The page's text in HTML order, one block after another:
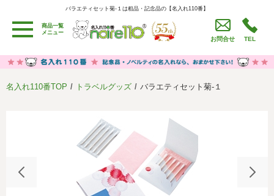
バラエティセット菊‐１は粗品・記念品の【名入れ110番】
バラエティセット菊‐１は粗品・記念品の【名入れ110番】
商品一覧
メニュー
お問合せ TEL
用途別カテゴリ
卒園・卒業記念品
労働組合・設立記念・周年記念
うちわ・扇子・ファン
イベント・パーティーグッズ
セール品グッズ
名入れについて
特定商取引法に基づく表記
名入れ110番TOP トラベルグッズ バラエティセット菊‐１